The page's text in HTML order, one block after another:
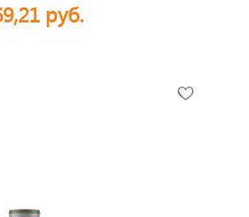
руб.